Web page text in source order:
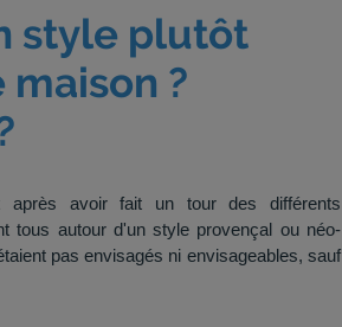
style plutôt
?
avoir fait un tour des différents
tous autour d'un style provençal ou néo-
pas envisagés ni envisageables, sauf